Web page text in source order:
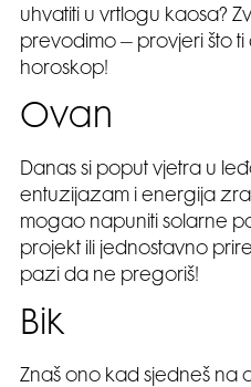
uhvatiti u vrtlogu kaosa?
prevodimo – provjeri što ti
horoskop!
Ovan
Danas si poput vjetra u
entuzijazam i energija
mogao napuniti solarne
projekt ili jednostavno
pazi da ne pregoriš!
Bik
Znaš ono kad sjedneš na